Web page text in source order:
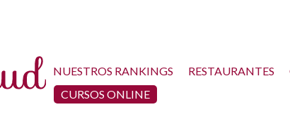
NUESTROS RANKINGS RESTAURANTES
CURSOS ONLINE